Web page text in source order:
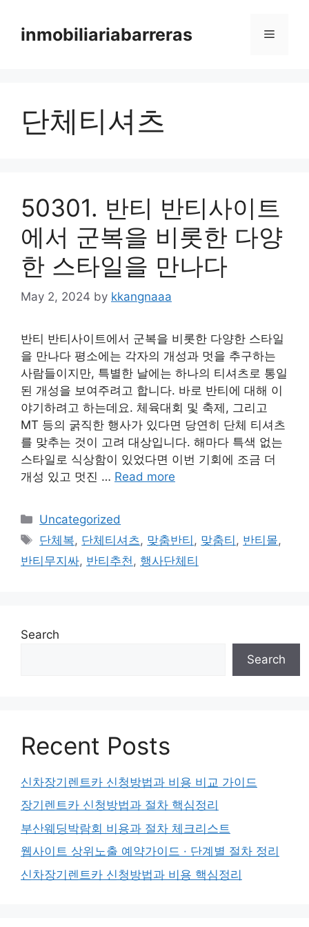
contentinmobiliariabarreras Menu
단체티셔츠
50301. 반티 반티사이트
에서 군복을 비롯한 다양
한 스타일을 만나다
May 2, 2024 by kkangnaaa
반티 반티사이트에서 군복을 비롯한 다양한 스타일
을 만나다 평소에는 각자의 개성과 멋을 추구하는
사람들이지만, 특별한 날에는 하나의 티셔츠로 통일
된 개성을 보여주려고 합니다. 바로 반티에 대해 이
야기하려고 하는데요. 체육대회 및 축제, 그리고
MT 등의 굵직한 행사가 있다면 당연히 단체 티셔츠
를 맞추는 것이 고려 대상입니다. 해마다 특색 없는
스타일로 식상함이 있었다면 이번 기회에 조금 더
개성 있고 멋진 … Read more
Categories
Uncategorized
Tags
단체복, 단체티셔츠, 맞춤반티 , 맞춤티 , 반티몰,
반티무지싸, 반티추천 , 행사단체티
Search
Search
Recent Posts
신차장기렌트카 신청방법과 비용 비교 가이드
장기렌트카 신청방법과 절차 핵심정리
부산웨딩박람회 비용과 절차 체크리스트
웹사이트 상위노출 예약가이드 · 단계별 절차 정리
신차장기렌트카 신청방법과 비용 핵심정리